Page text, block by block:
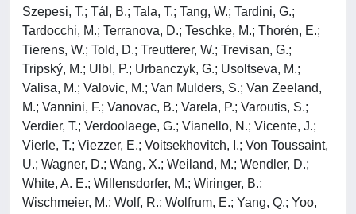
Szepesi, T.; Tál, B.; Tala, T.; Tang, W.; Tardini, G.;
Tardocchi, M.; Terranova, D.; Teschke, M.; Thorén, E.;
Tierens, W.; Told, D.; Treutterer, W.; Trevisan, G.;
Tripský, M.; Ulbl, P.; Urbanczyk, G.; Usoltseva, M.;
Valisa, M.; Valovic, M.; Van Mulders, S.; Van Zeeland,
M.; Vannini, F.; Vanovac, B.; Varela, P.; Varoutis, S.;
Verdier, T.; Verdoolaege, G.; Vianello, N.; Vicente, J.;
Vierle, T.; Viezzer, E.; Voitsekhovitch, I.; Von Toussaint,
U.; Wagner, D.; Wang, X.; Weiland, M.; Wendler, D.;
White, A. E.; Willensdorfer, M.; Wiringer, B.;
Wischmeier, M.; Wolf, R.; Wolfrum, E.; Yang, Q.; Yoo,